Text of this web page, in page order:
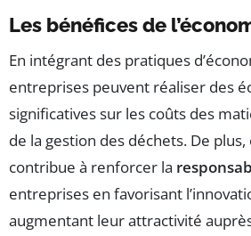
Les bénéfices de
En intégrant des pratiques
entreprises peuvent réaliser des
significatives sur les coûts des
de la gestion des déchets. De
contribue à renforcer la
entreprises en favorisant
augmentant leur attractivité